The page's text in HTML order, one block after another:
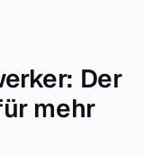
Der
mehr